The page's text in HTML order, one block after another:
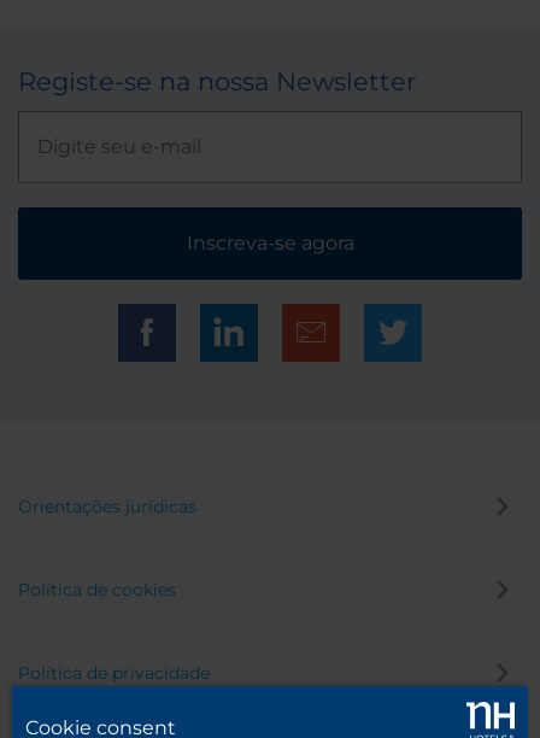
Registe-se na nossa Newsletter
Inscreva-se agora
Orientações jurídicas
Política de cookies
Política de privacidade
Cookie consent